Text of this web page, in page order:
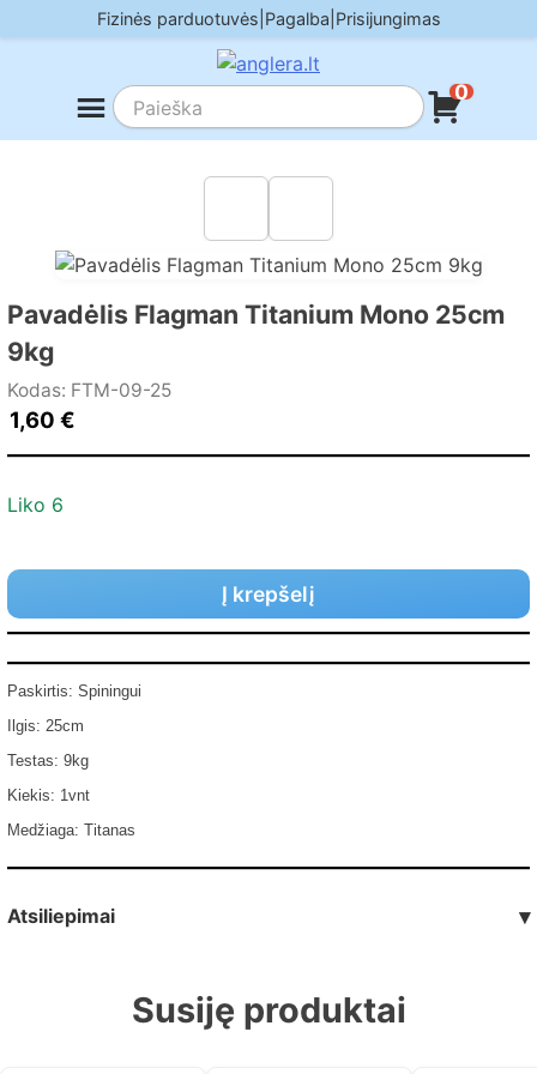
to
Fizinės parduotuvės Pagalba Prisijungimas
0
Pavadėlis Flagman Titanium Mono 25cm
9kg
Kodas: FTM-09-25
1,60 €
Liko 6
Į krepšelį
Paskirtis: Spiningui
Ilgis: 25cm
Testas: 9kg
Kiekis: 1vnt
Medžiaga: Titanas
Atsiliepimai ▾
Susiję produktai